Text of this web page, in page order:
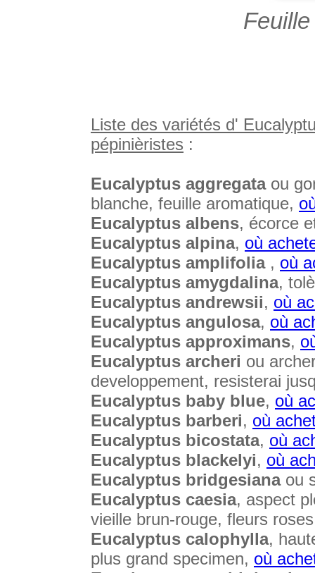
Liste des variétés d'
pépinièristes :
Eucalyptus aggregataou
blanche, feuille aromatique,
Eucalyptus albens, écorce
Eucalyptus alpina, où
Eucalyptus amplifolia, où
Eucalyptus amygdalina,
Eucalyptus andrewsii, où
Eucalyptus angulosa, où
Eucalyptus approximans,
Eucalyptus archeri ou
developpement, resisterai
Eucalyptus baby blue, où
Eucalyptus barberi, où
Eucalyptus bicostata, où
Eucalyptus blackelyi, où
Eucalyptus bridgesianaou
Eucalyptus caesia, aspect
vieille brun-rouge, fleurs
Eucalyptus calophylla,
plus grand specimen, où